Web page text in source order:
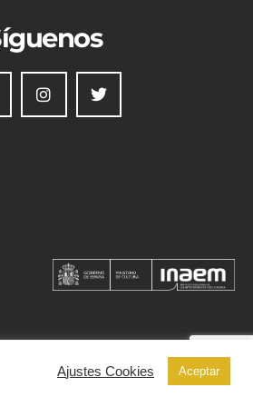
Síguenos
Ajustes Cookies Aceptar